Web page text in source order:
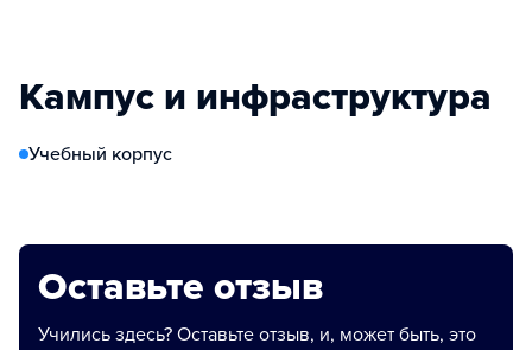
Кампус и инфраструктура
Учебный корпус
Оставьте отзыв
Учились здесь? Оставьте отзыв, и, может быть, это